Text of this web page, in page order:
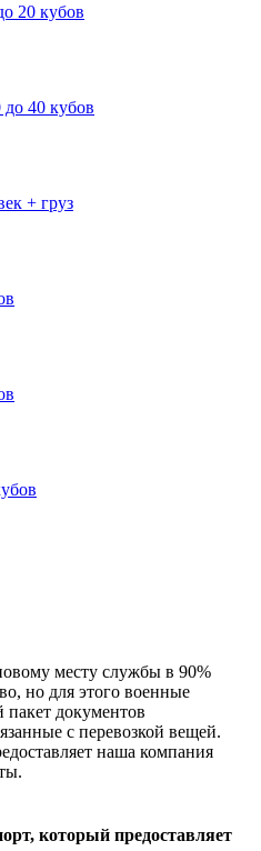
20 кубов
40 кубов
+ груз
месту службы в 90%
но для этого военные
документов
с перевозкой вещей.
наша компания
который предоставляет